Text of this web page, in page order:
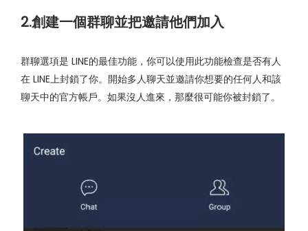
2.創建一個群聊並把邀請他們加入
群聊選項是 LINE的最佳功能，你可以使用此功能檢查是否有人
在 LINE上封鎖了你。開始多人聊天並邀請你想要的任何人和該
聊天中的官方帳戶。如果沒人進來，那麼很可能你被封鎖了。